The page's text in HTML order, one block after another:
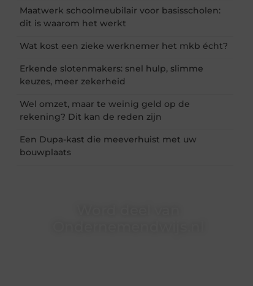
Maatwerk schoolmeubilair voor basisscholen:
dit is waarom het werkt
Wat kost een zieke werknemer het mkb écht?
Erkende slotenmakers: snel hulp, slimme
keuzes, meer zekerheid
Wel omzet, maar te weinig geld op de
rekening? Dit kan de reden zijn
Een Dupa-kast die meeverhuist met uw
bouwplaats